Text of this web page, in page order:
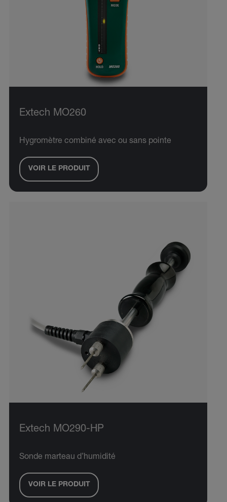
Extech MO260
Hygromètre combiné avec ou sans pointe
VOIR LE PRODUIT
Extech MO290-HP
Sonde marteau d’humidité
VOIR LE PRODUIT